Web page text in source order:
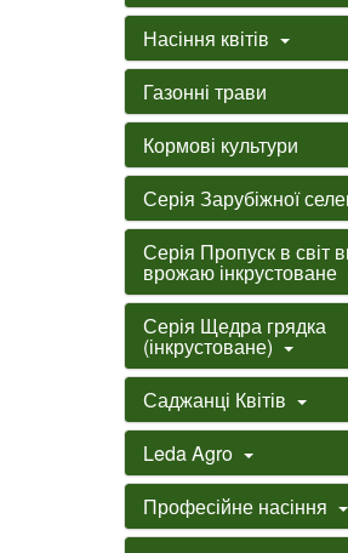
Насіння квітів
Газонні трави
Кормові культури
Серія Зарубіжної
Серія Пропуск в світ
врожаю інкрустоване
Серія Щедра грядка
(інкрустоване)
Саджанці Квітів
Leda Agro
Професійне насіння